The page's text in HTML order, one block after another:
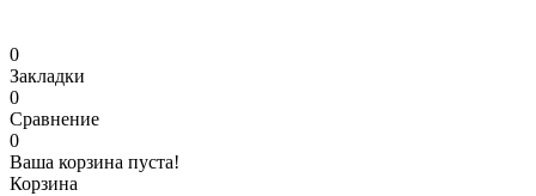
0
Закладки
0
Сравнение
0
Ваша корзина пуста!
Корзина